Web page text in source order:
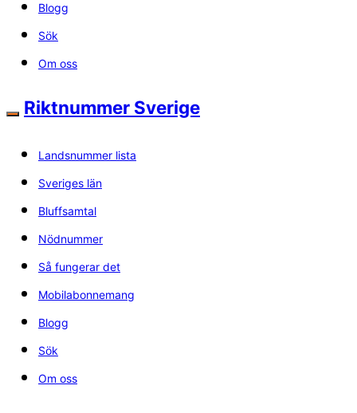
Blogg
Sök
Om oss
Riktnummer Sverige
Landsnummer lista
Sveriges län
Bluffsamtal
Nödnummer
Så fungerar det
Mobilabonnemang
Blogg
Sök
Om oss